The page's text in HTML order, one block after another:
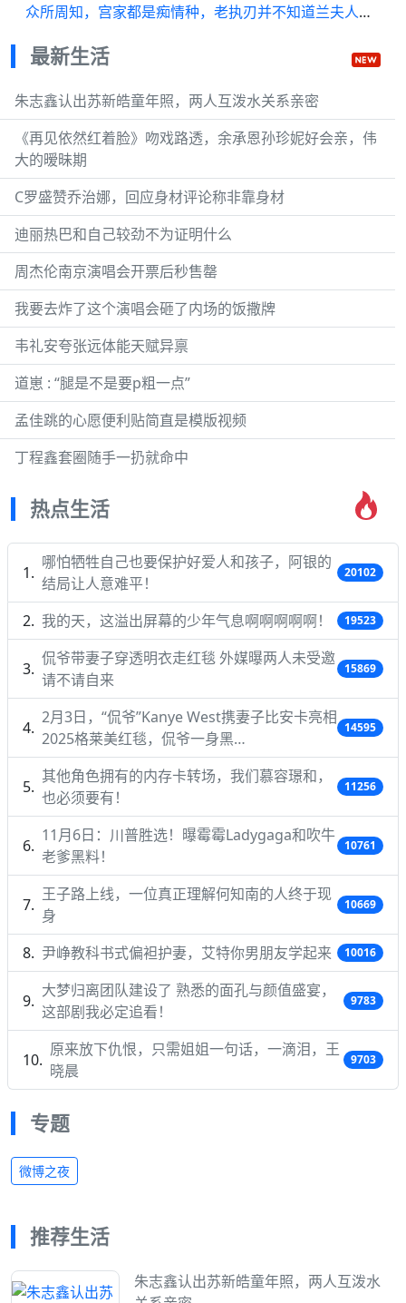
众所周知，宫家都是痴情种，老执刃并不知道兰夫人之前心有所属
最新生活
朱志鑫认出苏新皓童年照，两人互泼水关系亲密
《再见依然红着脸》吻戏路透，余承恩孙珍妮好会亲，伟
大的暧昧期
C罗盛赞乔治娜，回应身材评论称非靠身材
迪丽热巴和自己较劲不为证明什么
周杰伦南京演唱会开票后秒售罄
我要去炸了这个演唱会砸了内场的饭撒牌
韦礼安夸张远体能天赋异禀
道崽 : “腿是不是要p粗一点”
孟佳跳的心愿便利贴简直是模版视频
丁程鑫套圈随手一扔就命中
热点生活
哪怕牺牲自己也要保护好爱人和孩子，阿银的
结局让人意难平！
20102
我的天，这溢出屏幕的少年气息啊啊啊啊啊！ 19523
侃爷带妻子穿透明衣走红毯 外媒曝两人未受邀
请不请自来
15869
2月3日，“侃爷”Kanye West携妻子比安卡亮相
2025格莱美红毯，侃爷一身黑…
14595
其他角色拥有的内存卡转场，我们慕容璟和，
也必须要有！
11256
11月6日：川普胜选！曝霉霉Ladygaga和吹牛
老爹黑料！
10761
王子路上线，一位真正理解何知南的人终于现
身
10669
尹峥教科书式偏袒护妻，艾特你男朋友学起来 10016
大梦归离团队建设了 熟悉的面孔与颜值盛宴，
这部剧我必定追看！
9783
原来放下仇恨，只需姐姐一句话，一滴泪，王
晓晨
9703
专题
微博之夜
推荐生活
朱志鑫认出苏新皓童年照，两人互泼水